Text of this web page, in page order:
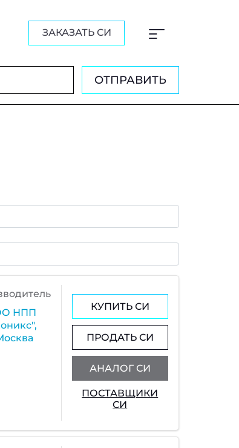
ЗАКАЗАТЬ СИ
ОТПРАВИТЬ
НПП
КУПИТЬ СИ
ПРОДАТЬ СИ
АНАЛОГ СИ
ПОСТАВЩИКИ
СИ